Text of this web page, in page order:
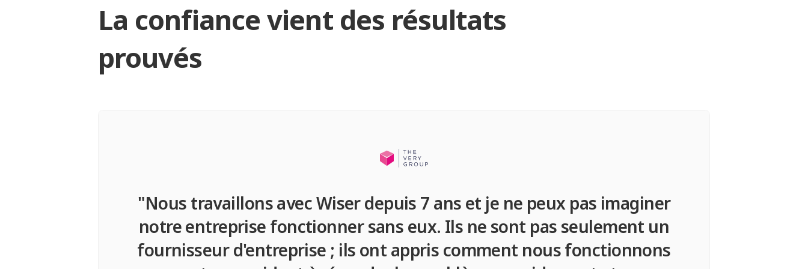
La confiance vient des résultats
prouvés
"Nous travaillons avec Wiser depuis 7 ans et je ne peux pas imaginer
notre entreprise fonctionner sans eux. Ils ne sont pas seulement un
fournisseur d'entreprise ; ils ont appris comment nous fonctionnons